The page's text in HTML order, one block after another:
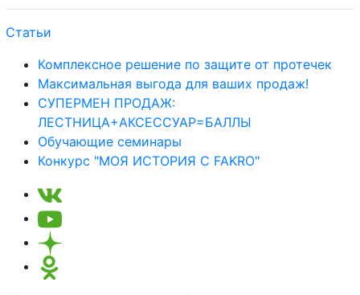
Статьи
Комплексное решение по защите от протечек
Максимальная выгода для ваших продаж!
СУПЕРМЕН ПРОДАЖ:
ЛЕСТНИЦА+АКСЕССУАР=БАЛЛЫ
Обучающие семинары
Конкурс "МОЯ ИСТОРИЯ С FAKRO"